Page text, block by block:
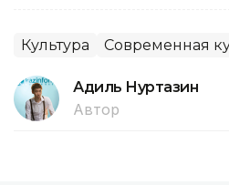
Культура Современная
Адиль Нуртазин
Автор